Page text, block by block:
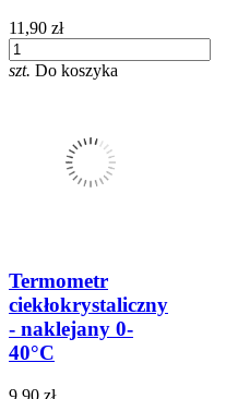
11,90 zł
szt. Do koszyka
Termometr
ciekłokrystaliczny
- naklejany 0-
40°C
9,90 zł